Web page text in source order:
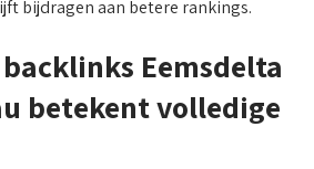
bijdragen aan betere rankings.
Eemsdelta
betekent volledige